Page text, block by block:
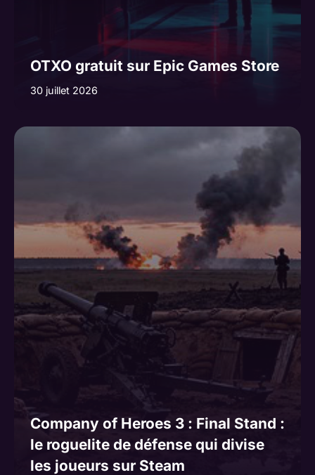
OTXO gratuit sur Epic Games Store
30 juillet 2026
Company of Heroes 3 : Final Stand :
le roguelite de défense qui divise
les joueurs sur Steam